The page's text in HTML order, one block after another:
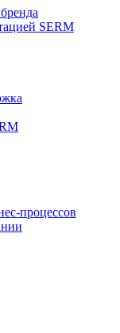
SERM
процессов